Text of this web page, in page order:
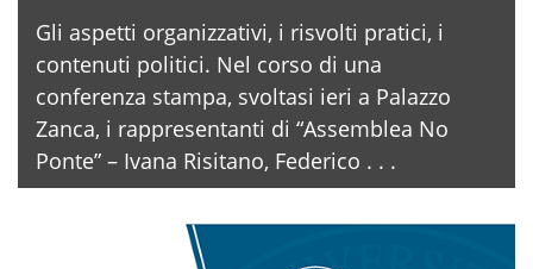
Gli aspetti organizzativi, i risvolti pratici, i
contenuti politici. Nel corso di una
conferenza stampa, svoltasi ieri a Palazzo
Zanca, i rappresentanti di “Assemblea No
Ponte” – Ivana Risitano, Federico . . .